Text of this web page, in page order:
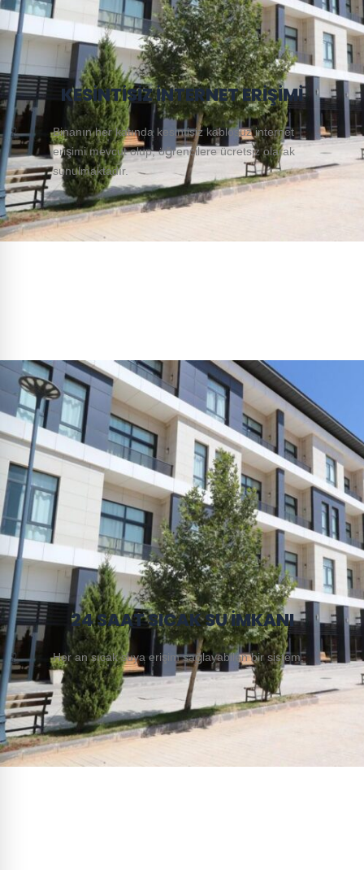
KESİNTİSİZ İNTERNET ERİŞİMİ
Binanın her katında kesintisiz kablosuz internet
erişimi mevcut olup, öğrencilere ücretsiz olarak
sunulmaktadır.
24 SAAT SICAK SU İMKANI
Her an sıcak suya erişim sağlayabilen bir sistem.